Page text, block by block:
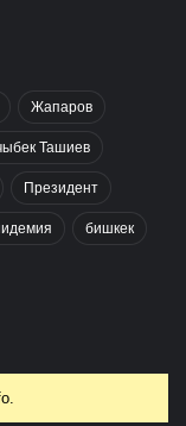
Жапаров
Ташиев
Президент
бишкек